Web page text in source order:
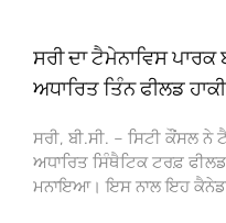
ਸਰੀ ਦਾ ਟੈਮੇਨਾਵਿਸ
ਅਧਾਰਿਤ ਤਿੰਨ ਫੀਲਡ
ਸਰੀ, ਬੀ.ਸੀ. – ਸਿਟੀ ਕੌਂਸਲ ਨੇ
ਅਧਾਰਿਤ ਸਿੰਥੈਟਿਕ ਟਰਫ਼
ਮਨਾਇਆ। ਇਸ ਨਾਲ ਇਹ